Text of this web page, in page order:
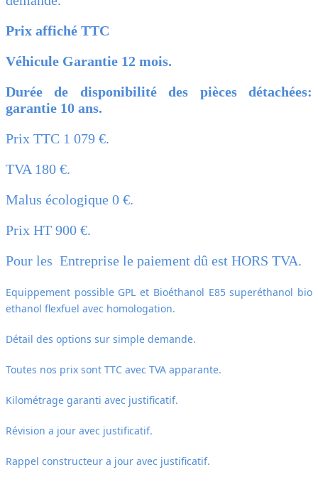
Prix affiché TTC
Véhicule Garantie 12 mois.
Durée de disponibilité des pièces détachées:
garantie 10 ans.
Prix TTC 1 079 €.
TVA 180 €.
Malus écologique 0 €.
Prix HT 900 €.
Pour les Entreprise le paiement dû est HORS TVA.
Equippement possible GPL et Bioéthanol E85 superéthanol bio
ethanol flexfuel avec homologation.
Détail des options sur simple demande.
Toutes nos prix sont TTC avec TVA apparante.
Kilométrage garanti avec justificatif.
Révision a jour avec justificatif.
Rappel constructeur a jour avec justificatif.